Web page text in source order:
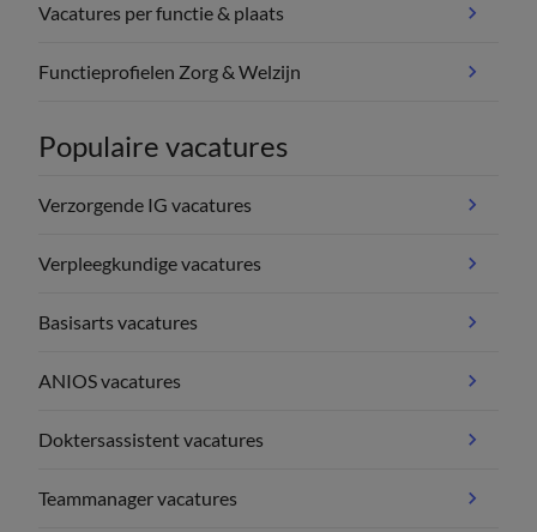
Vacatures per functie & plaats
Functieprofielen Zorg & Welzijn
Populaire vacatures
Verzorgende IG vacatures
Verpleegkundige vacatures
Basisarts vacatures
ANIOS vacatures
Doktersassistent vacatures
Teammanager vacatures